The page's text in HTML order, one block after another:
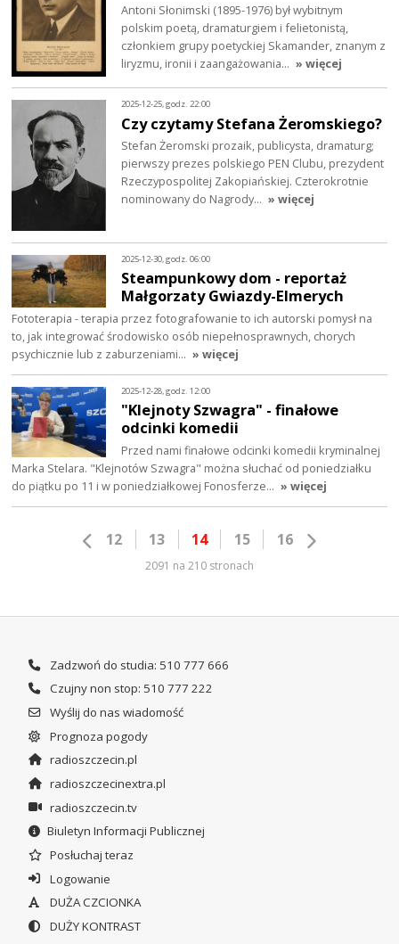
Antoni Słonimski (1895-1976) był wybitnym
polskim poetą, dramaturgiem i felietonistą,
członkiem grupy poetyckiej Skamander, znanym z
liryzmu, ironii i zaangażowania… » więcej
2025-12-25, godz. 22:00
Czy czytamy Stefana Żeromskiego?
Stefan Żeromski prozaik, publicysta, dramaturg;
pierwszy prezes polskiego PEN Clubu, prezydent
Rzeczypospolitej Zakopiańskiej. Czterokrotnie
nominowany do Nagrody… » więcej
2025-12-30, godz. 06:00
Steampunkowy dom - reportaż
Małgorzaty Gwiazdy-Elmerych
Fototerapia - terapia przez fotografowanie to ich autorski pomysł na
to, jak integrować środowisko osób niepełnosprawnych, chorych
psychicznie lub z zaburzeniami… » więcej
2025-12-28, godz. 12:00
"Klejnoty Szwagra" - finałowe
odcinki komedii
Przed nami finałowe odcinki komedii kryminalnej
Marka Stelara. "Klejnotów Szwagra" można słuchać od poniedziałku
do piątku po 11 i w poniedziałkowej Fonosferze… » więcej
12 13 14 15 16
2091 na 210 stronach
Zadzwoń do studia: 510 777 666
Czujny non stop: 510 777 222
Wyślij do nas wiadomość
Prognoza pogody
radioszczecin.pl
radioszczecinextra.pl
radioszczecin.tv
Biuletyn Informacji Publicznej
Posłuchaj teraz
Logowanie
DUŻA CZCIONKA
DUŻY KONTRAST